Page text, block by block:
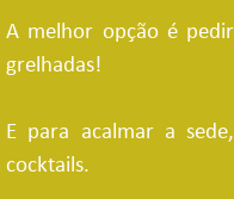
A melhor opção é
grelhadas!
E para acalmar a
cocktails.